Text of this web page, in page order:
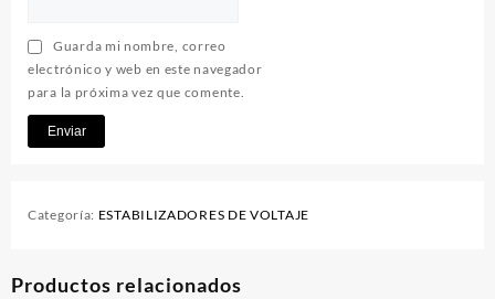
Guarda mi nombre, correo
electrónico y web en este navegador
para la próxima vez que comente.
Categoría: ESTABILIZADORES DE VOLTAJE
Productos relacionados